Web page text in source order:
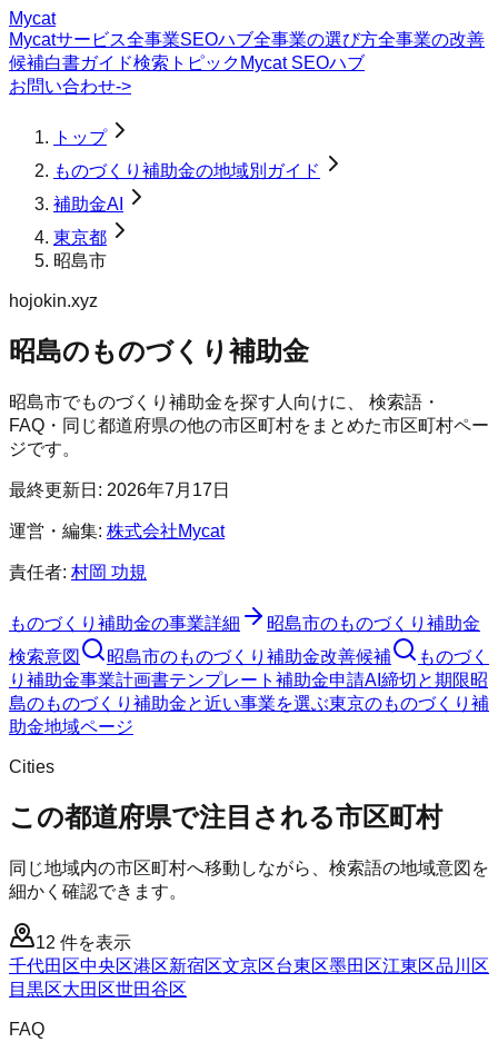
Mycat
Mycatサービス全事業SEOハブ全事業の選び方全事業の改善
候補白書ガイド検索トピック Mycat SEOハブ
お問い合わせ->
トップ
ものづくり補助金の地域別ガイド
補助金AI
東京都
昭島市
hojokin.xyz
昭島のものづくり補助金
昭島市でものづくり補助金を探す人向けに、 検索語・
FAQ・同じ都道府県の他の市区町村をまとめた市区町村ペー
ジです。
最終更新日: 2026年7月17日
運営・編集: 株式会社Mycat
責任者: 村岡 功規
ものづくり補助金の事業詳細 昭島市のものづくり補助金
検索意図
昭島市のものづくり補助金改善候補
ものづく
り補助金事業計画書テンプレート 補助金申請AI 締切と期限昭
島のものづくり補助金と近い事業を選ぶ東京のものづくり補
助金地域ページ
Cities
この都道府県で注目される市区町村
同じ地域内の市区町村へ移動しながら、検索語の地域意図を
細かく確認できます。
12 件を表示
千代田区中央区港区新宿区文京区台東区墨田区江東区品川区
目黒区大田区世田谷区
FAQ